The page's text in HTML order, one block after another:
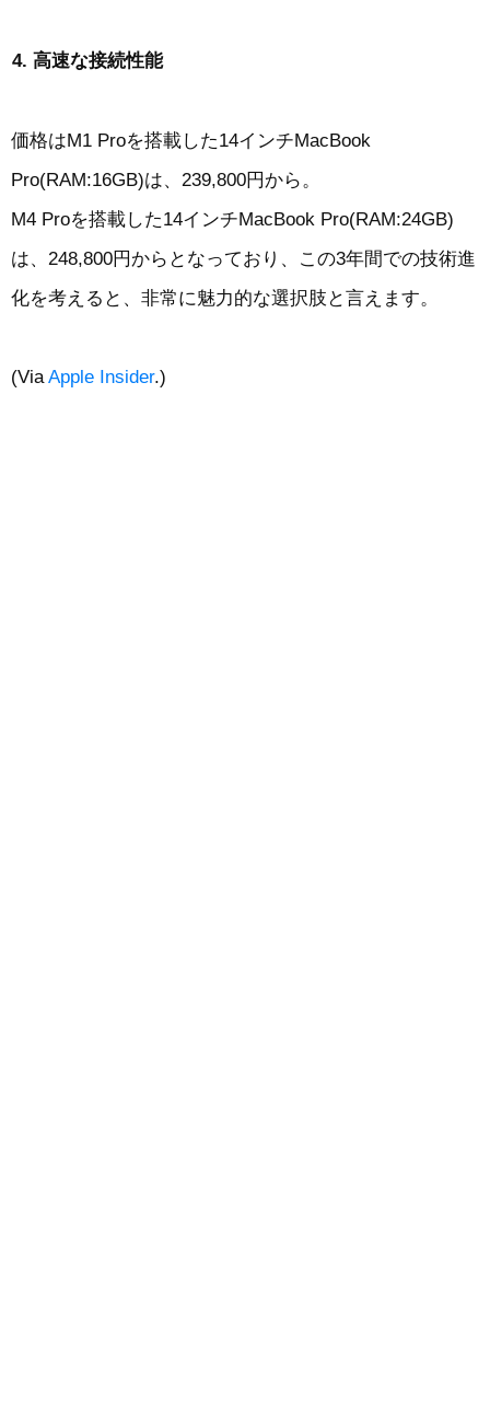
高速な接続性能
価格はM1 Proを搭載した14インチMacBook
Pro(RAM:16GB)は、239,800円から。
M4 Proを搭載した14インチMacBook Pro(RAM:24GB)
は、248,800円からとなっており、この3年間での技術進
化を考えると、非常に魅力的な選択肢と言えます。
(ViaApple Insider.)